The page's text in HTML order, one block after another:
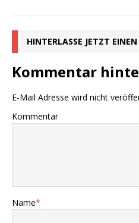
HINTERLASSE JETZT
Kommentar
E-Mail Adresse wird nicht
Kommentar
Name*